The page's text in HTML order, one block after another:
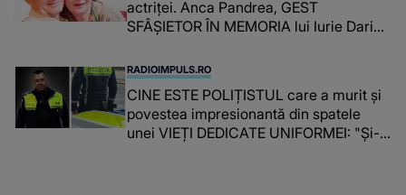
actriței. Anca Pandrea, GEST
SFÂȘIETOR ÎN MEMORIA lui Iurie Darie:
timpul parcă..."
RADIOIMPULS.RO
CINE ESTE POLIȚISTUL care a murit și
povestea impresionantă din spatele
unei VIEȚI DEDICATE UNIFORMEI: "Și-a